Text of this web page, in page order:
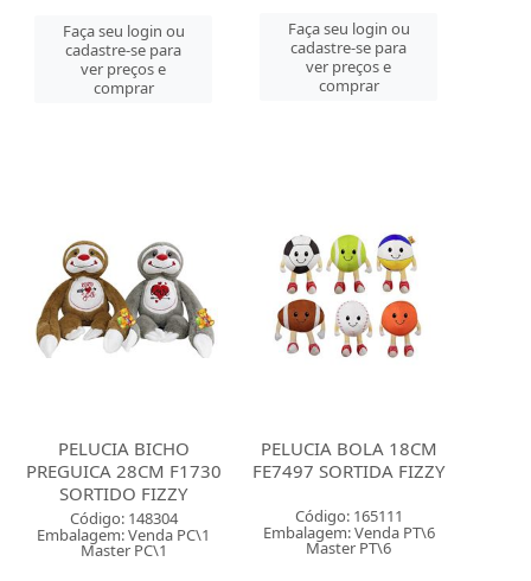
Faça seu login ou
cadastre-se para
ver preços e
comprar
Faça seu login ou
cadastre-se para
ver preços e
comprar
PELUCIA BICHO
PREGUICA 28CM F1730
SORTIDO FIZZY
Código: 148304
Embalagem: Venda PC\1
Master PC\1
PELUCIA BOLA 18CM
FE7497 SORTIDA FIZZY
Código: 165111
Embalagem: Venda PT\6
Master PT\6